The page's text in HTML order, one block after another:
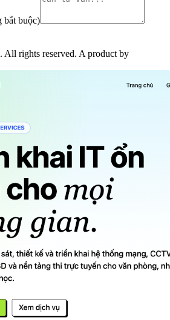
bắt buộc)
. All rights reserved. A product by